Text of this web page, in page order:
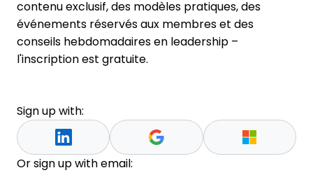
contenu exclusif, des modèles pratiques, des
événements réservés aux membres et des
conseils hebdomadaires en leadership –
l'inscription est gratuite.
Sign up with:
Or sign up with email: